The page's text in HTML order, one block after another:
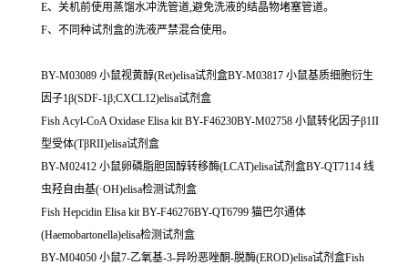
E、关机前使用蒸馏水冲洗管道,避免洗液的结晶物堵塞管道。
F、不同种试剂盒的洗液严禁混合使用。
BY-M03089 小鼠视黄醇(Ret)elisa试剂盒BY-M03817 小鼠基质细胞衍生
因子1β(SDF-1β;CXCL12)elisa试剂盒
Fish Acyl-CoA Oxidase Elisa kit BY-F46230BY-M02758 小鼠转化因子β1II
型受体(TβRII)elisa试剂盒
BY-M02412 小鼠卵磷脂胆固醇转移酶(LCAT)elisa试剂盒BY-QT7114 线
虫羟自由基(·OH)elisa检测试剂盒
Fish Hepcidin Elisa kit BY-F46276BY-QT6799 猫巴尔通体
(Haemobartonella)elisa检测试剂盒
BY-M04050 小鼠7-乙氧基-3-异吩恶唑酮-脱酶(EROD)elisa试剂盒Fish